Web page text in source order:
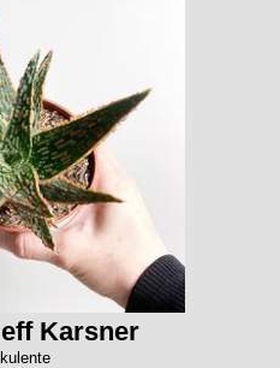
Karsner